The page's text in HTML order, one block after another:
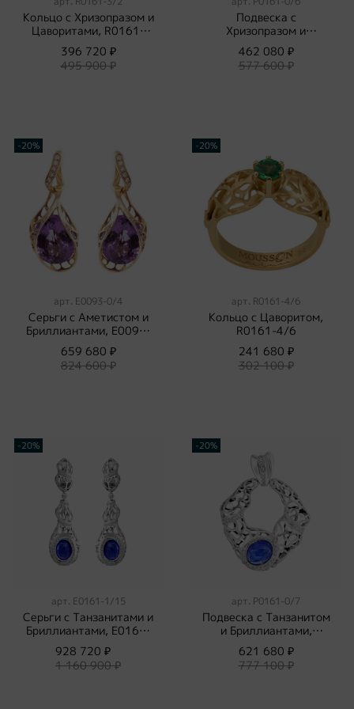
Кольцо с Хризопразом и
Цаворитами, R0161-
3/2
396 720 ₽
495 900 ₽
Подвеска с
Хризопразом и
Цаворитами, P0161-0/6
462 080 ₽
577 600 ₽
-20%
арт. E0093-0/4
Серьги с Аметистом и
Бриллиантами, E0093-
0/4
659 680 ₽
824 600 ₽
-20%
арт. R0161-4/6
Кольцо с Цаворитом,
R0161-4/6
241 680 ₽
302 100 ₽
-20%
арт. E0161-1/15
Серьги с Танзанитами и
Бриллиантами, E0161-
1/15
928 720 ₽
1 160 900 ₽
-20%
арт. P0161-0/7
Подвеска с Танзанитом
и Бриллиантами,
P0161-0/7
621 680 ₽
777 100 ₽